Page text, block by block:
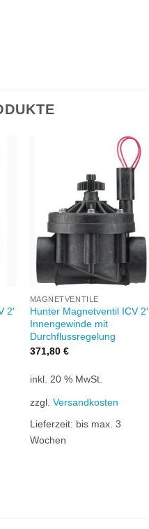
2′
Wunschliste
hinzufügen
MAGNETVENTILE
Hunter Magnetventil ICV 2′
Innengewinde mit
Durchflussregelung
371,80 €
inkl. 20 % MwSt.
zzgl. Versandkosten
Lieferzeit: bis max. 3
Wochen